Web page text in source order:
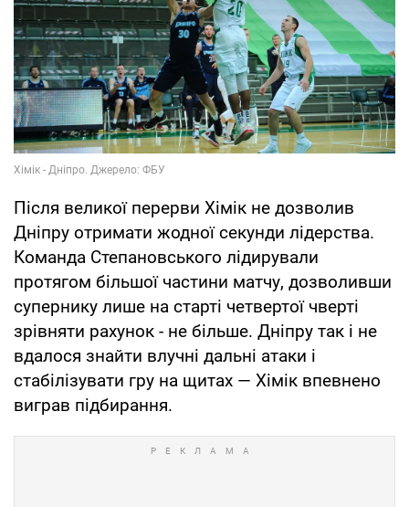
Після великої перерви Хімік не дозволив
Дніпру отримати жодної секунди лідерства.
Команда Степановського лідирували
протягом більшої частини матчу, дозволивши
супернику лише на старті четвертої чверті
зрівняти рахунок - не більше. Дніпру так і не
вдалося знайти влучні дальні атаки і
стабілізувати гру на щитах — Хімік впевнено
виграв підбирання.